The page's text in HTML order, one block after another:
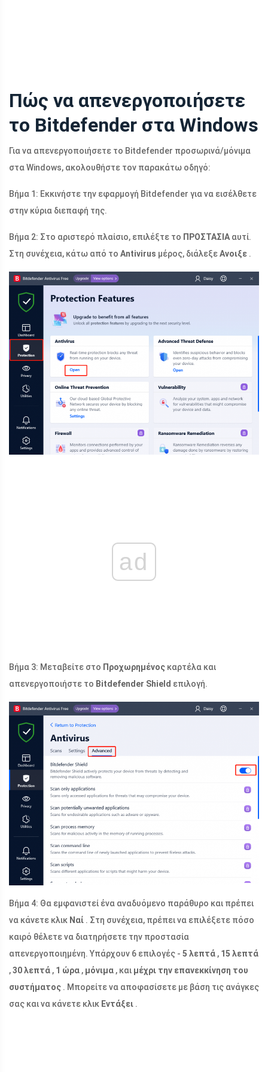
Πώς να απενεργοποιήσετε
το Bitdefender στα Windows
Για να απενεργοποιήσετε το Bitdefender προσωρινά/μόνιμα
στα Windows, ακολουθήστε τον παρακάτω οδηγό:
Βήμα 1: Εκκινήστε την εφαρμογή Bitdefender για να εισέλθετε
στην κύρια διεπαφή της.
Βήμα 2: Στο αριστερό πλαίσιο, επιλέξτε το ΠΡΟΣΤΑΣΙΑ αυτί.
Στη συνέχεια, κάτω από το Antivirus μέρος, διάλεξεΑνοιξε .
ad
Βήμα 3: Μεταβείτε στο Προχωρημένος καρτέλα και
απενεργοποιήστε το Bitdefender Shield επιλογή.
Βήμα 4: Θα εμφανιστεί ένα αναδυόμενο παράθυρο και πρέπει
να κάνετε κλικ Ναί . Στη συνέχεια, πρέπει να επιλέξετε πόσο
καιρό θέλετε να διατηρήσετε την προστασία
απενεργοποιημένη. Υπάρχουν 6 επιλογές - 5 λεπτά , 15 λεπτά
,30 λεπτά , 1 ώρα , μόνιμα , και μέχρι την επανεκκίνηση του
συστήματος . Μπορείτε να αποφασίσετε με βάση τις ανάγκες
σας και να κάνετε κλικ Εντάξει .